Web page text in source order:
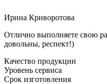
Ирина Криворотова
Отлично выполняете свою
довольны, респект!)
Качество продукции
Уровень сервиса
Срок изготовления